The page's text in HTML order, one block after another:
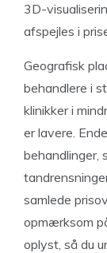
3D-
afspejles i
Geografisk
behandlere i
klinikker i
er lavere.
behandlinger,
samlede
opmærksom
oplyst, så du